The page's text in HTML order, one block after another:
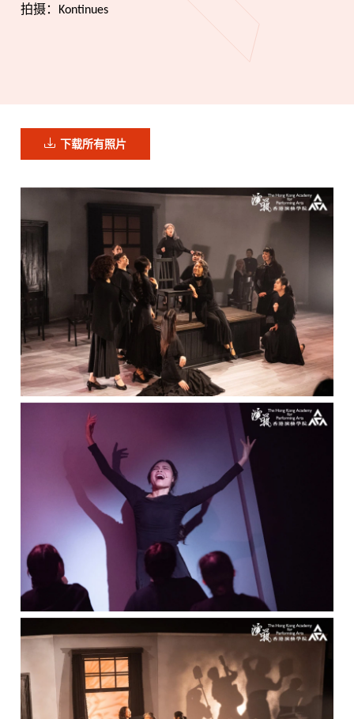
拍摄：Kontinues
下载所有照片